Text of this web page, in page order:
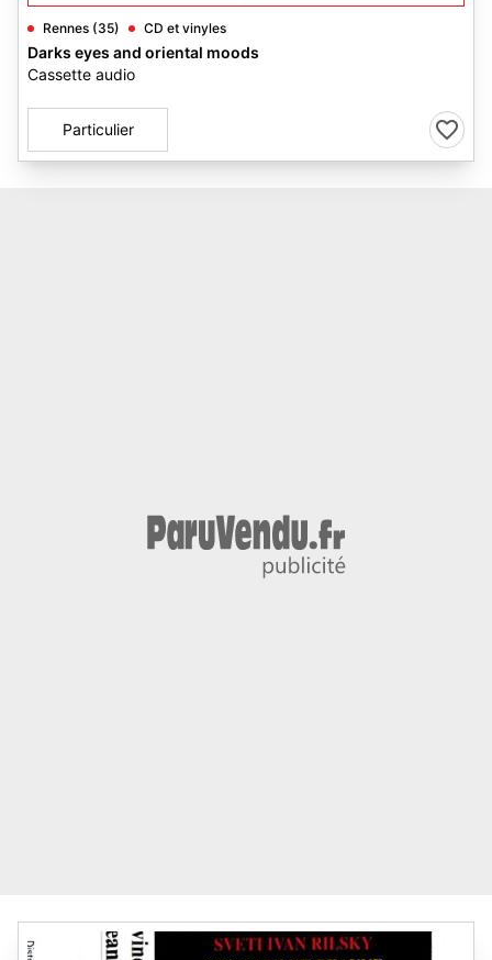
Rennes (35) CD et vinyles
Darks eyes and oriental moods
Cassette audio
Particulier